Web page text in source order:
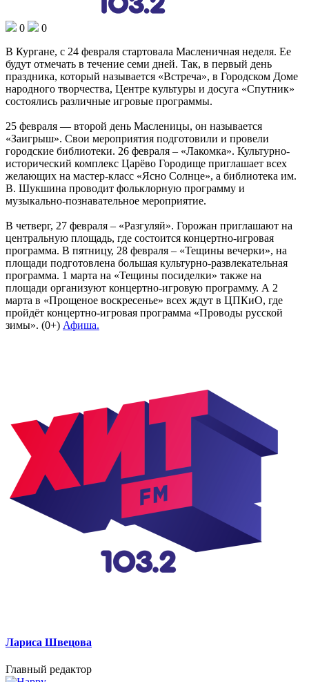
0
0
В Кургане, с 24 февраля стартовала Масленичная неделя. Ее
будут отмечать в течение семи дней. Так, в первый день
праздника, который называется «Встреча», в Городском Доме
народного творчества, Центре культуры и досуга «Спутник»
состоялись различные игровые программы.
25 февраля — второй день Масленицы, он называется
«Заигрыш». Свои мероприятия подготовили и провели
городские библиотеки. 26 февраля – «Лакомка». Культурно-
исторический комплекс Царёво Городище приглашает всех
желающих на мастер-класс «Ясно Солнце», а библиотека им.
В. Шукшина проводит фольклорную программу и
музыкально-познавательное мероприятие.
В четверг, 27 февраля – «Разгуляй». Горожан приглашают на
центральную площадь, где состоится концертно-игровая
программа. В пятницу, 28 февраля – «Тещины вечерки», на
площади подготовлена большая культурно-развлекательная
программа. 1 марта на «Тещины посиделки» также на
площади организуют концертно-игровую программу. А 2
марта в «Прощеное воскресенье» всех ждут в ЦПКиО, где
пройдёт концертно-игровая программа «Проводы русской
зимы». (0+) Афиша.
Лариса Швецова
Главный редактор